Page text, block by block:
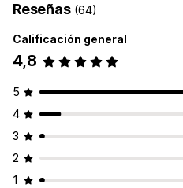
Reseñas (64)
Calificación general
4,8
5
4
3
2
1